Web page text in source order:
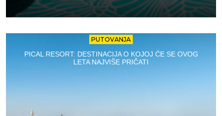
PUTOVANJA
PICAL RESORT: DESTINACIJA O KOJOJ ĆE SE OVOG
LETA NAJVIŠE PRIČATI